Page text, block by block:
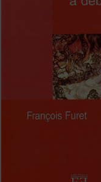
Débat . Pero
permanentemente atento a